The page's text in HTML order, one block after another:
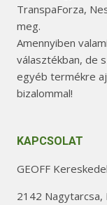
TranspaForza,
meg.
Amennyiben
választékban, de
egyéb termékre
bizalommal!
KAPCSOLAT
GEOFF
2142 Nagytarcsa,